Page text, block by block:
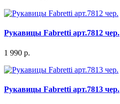
Рукавицы Fabretti арт.7812 чер.
1 990 р.
Рукавицы Fabretti арт.7813 чер.